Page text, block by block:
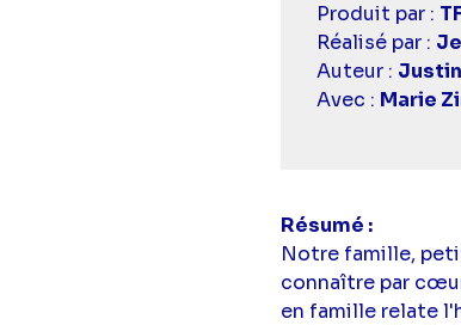
Casting
simba
Produit par :
Réalisé par :
Auteur :
Avec : Marie
Résumé
Notre famille,
connaître par
en famille relate